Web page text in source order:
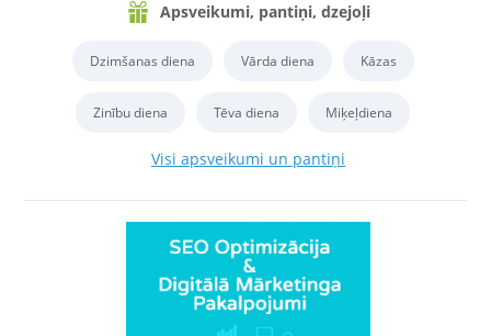
Apsveikumi, pantiņi, dzejoļi
Dzimšanas diena Vārda diena Kāzas
Zinību diena Tēva diena Miķeļdiena
Visi apsveikumi un pantiņi